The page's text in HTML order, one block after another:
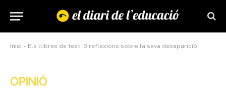
Inici » Els llibres de text: 3 reflexions sobre la seva desaparició
OPINIÓ